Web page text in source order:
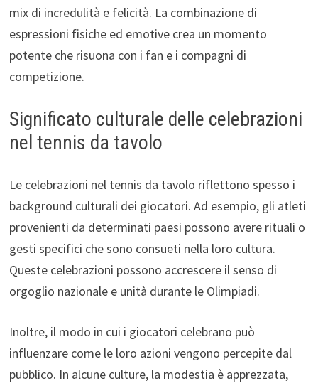
mix di incredulità e felicità. La combinazione di
espressioni fisiche ed emotive crea un momento
potente che risuona con i fan e i compagni di
competizione.
Significato culturale delle celebrazioni
nel tennis da tavolo
Le celebrazioni nel tennis da tavolo riflettono spesso i
background culturali dei giocatori. Ad esempio, gli atleti
provenienti da determinati paesi possono avere rituali o
gesti specifici che sono consueti nella loro cultura.
Queste celebrazioni possono accrescere il senso di
orgoglio nazionale e unità durante le Olimpiadi.
Inoltre, il modo in cui i giocatori celebrano può
influenzare come le loro azioni vengono percepite dal
pubblico. In alcune culture, la modestia è apprezzata,